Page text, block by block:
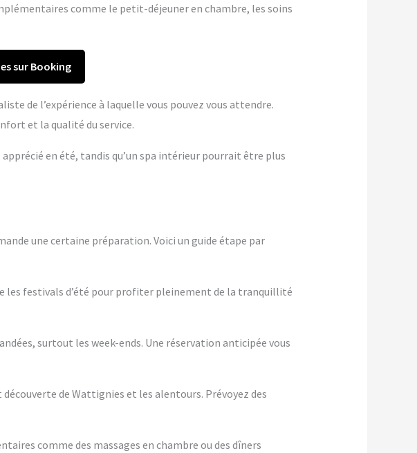
comme le petit-déjeuner en chambre, les soins
sur Booking
de l’expérience à laquelle vous pouvez vous attendre.
et la qualité du service.
en été, tandis qu’un spa intérieur pourrait être plus
une certaine préparation. Voici un guide étape par
les festivals d’été pour profiter pleinement de la tranquillité
surtout les week-ends. Une réservation anticipée vous
de Wattignies et les alentours. Prévoyez des
comme des massages en chambre ou des dîners